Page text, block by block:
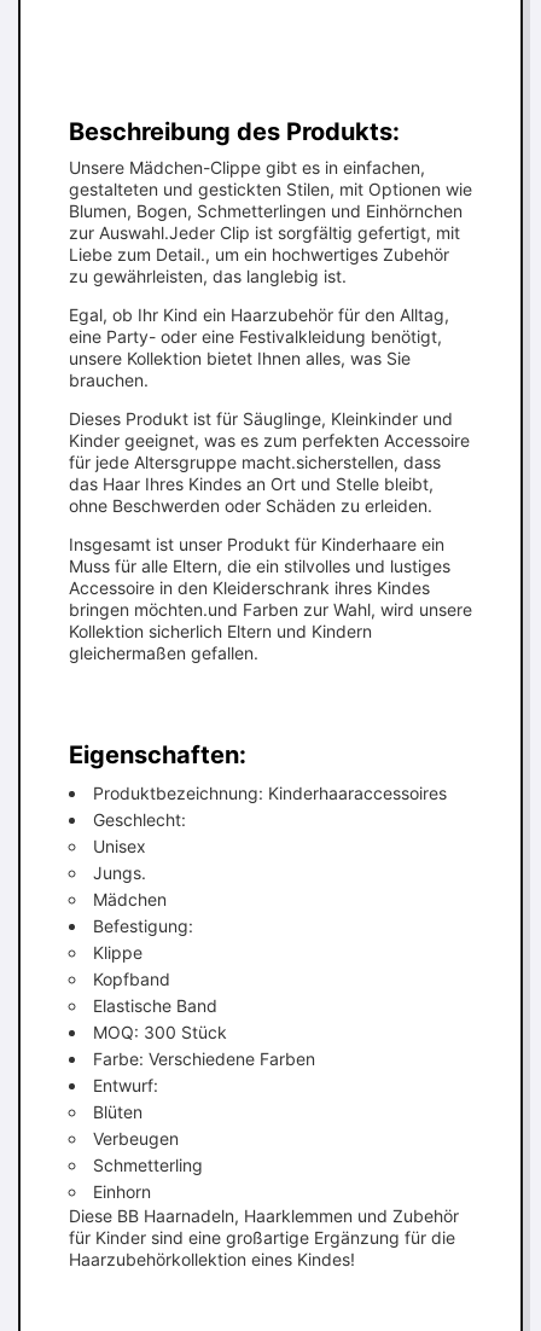
Beschreibung des Produkts:
Unsere Mädchen-Clippe gibt es in einfachen,
gestalteten und gestickten Stilen, mit Optionen wie
Blumen, Bogen, Schmetterlingen und Einhörnchen
zur Auswahl.Jeder Clip ist sorgfältig gefertigt, mit
Liebe zum Detail., um ein hochwertiges Zubehör
zu gewährleisten, das langlebig ist.
Egal, ob Ihr Kind ein Haarzubehör für den Alltag,
eine Party- oder eine Festivalkleidung benötigt,
unsere Kollektion bietet Ihnen alles, was Sie
brauchen.
Dieses Produkt ist für Säuglinge, Kleinkinder und
Kinder geeignet, was es zum perfekten Accessoire
für jede Altersgruppe macht.sicherstellen, dass
das Haar Ihres Kindes an Ort und Stelle bleibt,
ohne Beschwerden oder Schäden zu erleiden.
Insgesamt ist unser Produkt für Kinderhaare ein
Muss für alle Eltern, die ein stilvolles und lustiges
Accessoire in den Kleiderschrank ihres Kindes
bringen möchten.und Farben zur Wahl, wird unsere
Kollektion sicherlich Eltern und Kindern
gleichermaßen gefallen.
Eigenschaften:
Produktbezeichnung: Kinderhaaraccessoires
Geschlecht:
Unisex
Jungs.
Mädchen
Befestigung:
Klippe
Kopfband
Elastische Band
MOQ: 300 Stück
Farbe: Verschiedene Farben
Entwurf:
Blüten
Verbeugen
Schmetterling
Einhorn
Diese BB Haarnadeln, Haarklemmen und Zubehör
für Kinder sind eine großartige Ergänzung für die
Haarzubehörkollektion eines Kindes!